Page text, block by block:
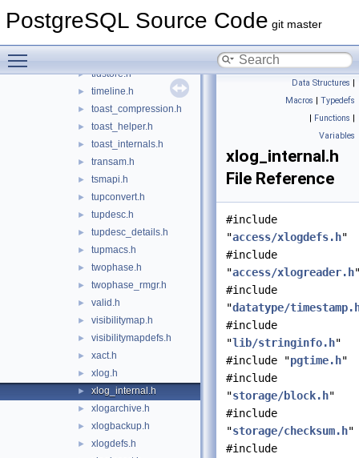
PostgreSQL Source Code git master
► sysattr.h
► tidstore.h
► timeline.h
► toast_compression.h
► toast_helper.h
► toast_internals.h
► transam.h
► tsmapi.h
► tupconvert.h
► tupdesc.h
► tupdesc_details.h
► tupmacs.h
► twophase.h
► twophase_rmgr.h
► valid.h
► visibilitymap.h
► visibilitymapdefs.h
► xact.h
► xlog.h
► xlog_internal.h
► xlogarchive.h
► xlogbackup.h
► xlogdefs.h
Data Structures |
Macros | Typedefs
| Functions |
Variables
xlog_internal.h
File Reference
#include
"access/xlogdefs.h"
#include
"access/xlogreader.h
#include
"datatype/
#include
"lib/stringinfo.h"
#include "pgtime.h"
#include
"storage/block.h"
#include
"storage/checksum.h"
#include